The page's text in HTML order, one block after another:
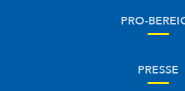
PRO-
PRESSE